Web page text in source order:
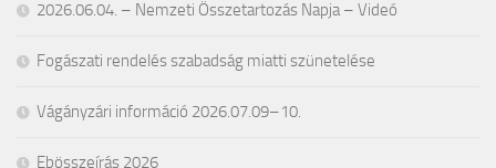
2026.06.04. – Nemzeti Összetartozás Napja – Videó
Fogászati rendelés szabadság miatti szünetelése
Vágányzári információ 2026.07.09–10.
Ebösszeírás 2026